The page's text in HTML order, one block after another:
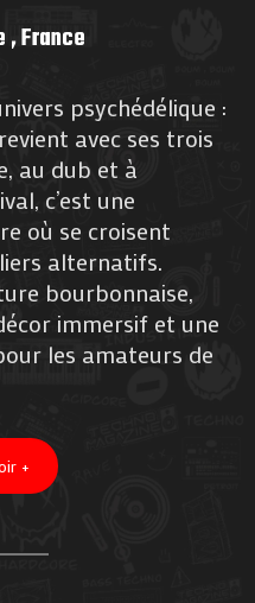
, France
psychédélique :
revient avec ses trois
au dub et à
c’est une
où se croisent
alternatifs.
bourbonnaise,
immersif et une
les amateurs de
+